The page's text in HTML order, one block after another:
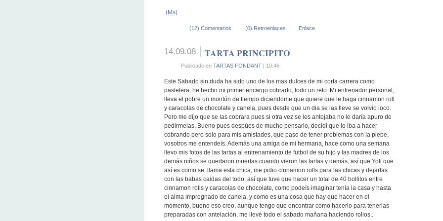
(Ms)
(12) Comentarios (0) Retroenlaces Enlace
14.09.08 TARTA PRINCIPITO
Publicado en TARTAS FONDANT| 10:46
Este Sabado sin duda ha sido uno de los mas dulces de mi corta carrera como
pastelera, he hecho mi primer encargo cobrado, todo un reto. Mi entrenador personal,
lleva el pobre un montón de tiempo diciendome que quiere que le haga cinnamon roll
y caracolas de chocolate y canela, pues desde que un dia se las lleve se volvio loco.
Pero me dijo que se las cobrara pues si otra vez se les antojaba no le daría apuro de
pedirmelas. Bueno pues despúes de mucho pensarlo, decidí que lo iba a hacer
cobrando pero solo para mis amistades, que paso de tener problemas con la plebe,
vosotros me entendeís. Además una amiga de mi hermana, hace como una semana
llevo mis fotos de las tartas al entrenamiento de futbol de su hijo y las madres de los
demás niños se quedaron muertas cuando vieron las tartas y demás, así que Yoli que
así es como se llama esta chica, me pidio cinnamon rolls para las chicas y dejarlas
con las babas caidas del todo, así que tuve que hacer un total de 40 bollitos entre
cinnamon rolls y caracolas de chocolate, como podeís imaginar tenía la casa y hasta
el alma impregnado de canela, y como es una cosa que hay que hacer en el
momento, bueno eso creo, aunque tengo que encontrar como hacerlo para tenerlas
preparadas con antelación, me llevé todo el sabado mañana haciendo rollos..